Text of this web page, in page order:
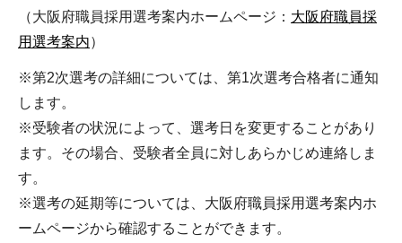
（大阪府職員採用選考案内ホームページ： 大阪府職員採
用選考案内）
※第2次選考の詳細については、第1次選考合格者に通知
します。
※受験者の状況によって、選考日を変更することがあり
ます。その場合、受験者全員に対しあらかじめ連絡しま
す。
※選考の延期等については、大阪府職員採用選考案内ホ
ームページから確認することができます。